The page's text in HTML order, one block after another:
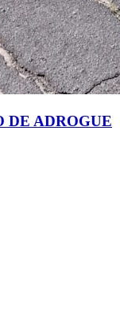
DE ADROGUE